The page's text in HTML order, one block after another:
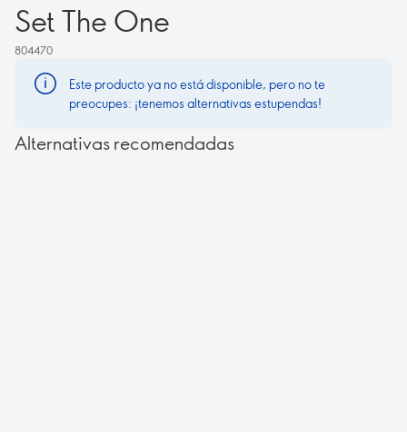
Set The One
804470
Este producto ya no está disponible, pero no te
preocupes: ¡tenemos alternativas estupendas!
Alternativas recomendadas